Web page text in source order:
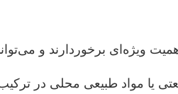
ویژه‌ای برخوردارند و
یا مواد طبیعی محلی در